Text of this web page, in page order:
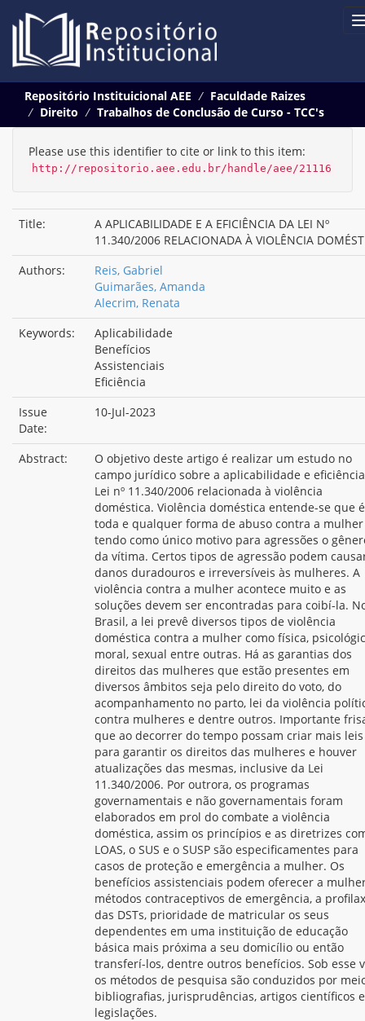
navigation
Repositório Instituicional AEE
Faculdade Raizes
Direito
Trabalhos de Conclusão de Curso - TCC's
Please use this identifier to cite or link to this item:
http://repositorio.aee.edu.br/handle/aee/21116
Title:
A APLICABILIDADE E A EFICIÊNCIA DA LEI Nº
11.340/2006 RELACIONADA À VIOLÊNCIA
Authors:
Reis, Gabriel
Guimarães, Amanda
Alecrim, Renata
Keywords:
Aplicabilidade
Benefícios
Assistenciais
Eficiência
Issue
Date:
10-Jul-2023
Abstract:
O objetivo deste artigo é realizar um estudo no
campo jurídico sobre a aplicabilidade e
Lei nº 11.340/2006 relacionada à violência
doméstica. Violência doméstica entende-se que é
toda e qualquer forma de abuso contra a mulher
tendo como único motivo para agressões o
da vítima. Certos tipos de agressão podem
danos duradouros e irreversíveis às mulheres. A
violência contra a mulher acontece muito e as
soluções devem ser encontradas para coibí-la.
Brasil, a lei prevê diversos tipos de violência
doméstica contra a mulher como física,
moral, sexual entre outras. Há as garantias dos
direitos das mulheres que estão presentes em
diversos âmbitos seja pelo direito do voto, do
acompanhamento no parto, lei da violência
contra mulheres e dentre outros. Importante
que ao decorrer do tempo possam criar mais leis
para garantir os direitos das mulheres e houver
atualizações das mesmas, inclusive da Lei
11.340/2006. Por outrora, os programas
governamentais e não governamentais foram
elaborados em prol do combate a violência
doméstica, assim os princípios e as diretrizes
LOAS, o SUS e o SUSP são especificamentes para
casos de proteção e emergência a mulher. Os
benefícios assistenciais podem oferecer a
métodos contraceptivos de emergência, a
das DSTs, prioridade de matricular os seus
dependentes em uma instituição de educação
básica mais próxima a seu domicílio ou então
transferí-los, dentre outros benefícios. Sob esse
os métodos de pesquisa são conduzidos por
bibliografias, jurisprudências, artigos científicos e
legislações.